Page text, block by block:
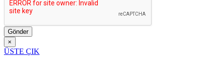
Gönder
×
ÜSTE ÇIK